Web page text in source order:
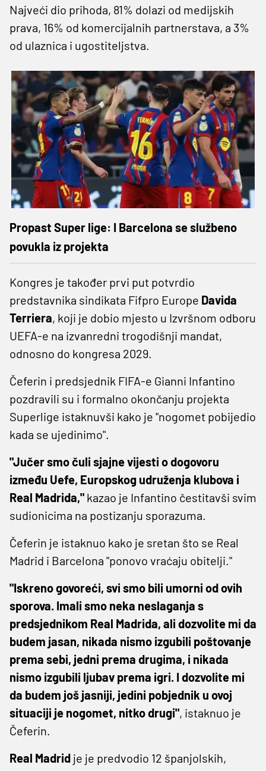
Najveći dio prihoda, 81% dolazi od medijskih
prava, 16% od komercijalnih partnerstava, a 3%
od ulaznica i ugostiteljstva.
Propast Super lige: I Barcelona se službeno
povukla iz projekta
Kongres je također prvi put potvrdio
predstavnika sindikata Fifpro Europe Davida
Terriera, koji je dobio mjesto u Izvršnom odboru
UEFA-e na izvanredni trogodišnji mandat,
odnosno do kongresa 2029.
Čeferin i predsjednik FIFA-e Gianni Infantino
pozdravili su i formalno okončanju projekta
Superlige istaknuvši kako je "nogomet pobijedio
kada se ujedinimo".
"Jučer smo čuli sjajne vijesti o dogovoru
između Uefe, Europskog udruženja klubova i
Real Madrida," kazao je Infantino čestitavši svim
sudionicima na postizanju sporazuma.
Čeferin je istaknuo kako je sretan što se Real
Madrid i Barcelona "ponovo vraćaju obitelji."
"Iskreno govoreći, svi smo bili umorni od ovih
sporova. Imali smo neka neslaganja s
predsjednikom Real Madrida, ali dozvolite mi da
budem jasan, nikada nismo izgubili poštovanje
prema sebi, jedni prema drugima, i nikada
nismo izgubili ljubav prema igri. I dozvolite mi
da budem još jasniji, jedini pobjednik u ovoj
situaciji je nogomet, nitko drugi", istaknuo je
Čeferin.
Real Madrid je je predvodio 12 španjolskih,